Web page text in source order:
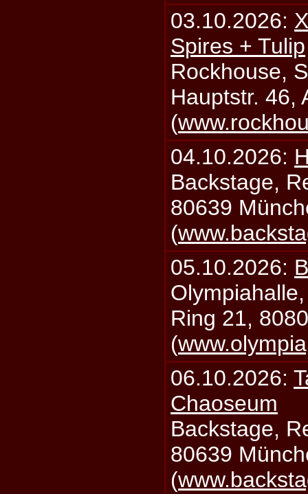
03.10.2026:
Spires + Tulip
Rockhouse,
Hauptstr. 46,
(
04.10.2026:
Backstage,
80639
(
05.10.2026:
Ring 21,
(
06.10.2026:
Chaoseum
Backstage,
80639
(